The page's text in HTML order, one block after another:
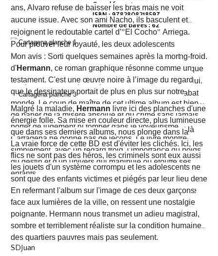
Grand format
ISBN : 9782808218597
Nombre de pages : 62
ans, Alvaro refuse de baisser les bras mais ne voit
aucune issue. Avec son ami Nacho, ils basculent et
rejoignent le redoutable cartel d’"El Cocho" Arriega.
Pour prouver leur loyauté, les deux adolescents
reçoivent l'ordre d'exécuter des prisonniers de sang-froid.
Alvaro hésite, tremble mais en proie à une peur panique
finit par obéir. Cela provoque aussitôt un déclic chez lui.
Dans un sursaut de survie, il retourne son arme et abat
l’un des chefs du gang local qui n’est autre que le neveu
d’Arriega. Devenus des hommes à abattre, Alvaro et
Nacho s'enfuient vers la frontière américaine. C’est là
qu’ils vont croiser, Félix Garzon, un flic quadragénaire
fatigué qui les regarde courir…
Mon avis : Sorti quelques semaines après la mort
d'Hermann, ce roman graphique résonne comme un
testament. C'est une œuvre noire à l’image du regard
que le dessinateur portait de plus en plus sur notre
monde. Le coup de maître de cet ultime album est bien
de parler de la misère absolue et du crime sans jamais
porter de jugement ni tomber dans le voyeurisme.
Cartagena ne donne pas de leçons. Le livre montre
simplement, avec un regard froid, l’importance du poids
du destin et d'un univers qui manipule ou étouffe ses
enfants.
Malgré la maladie, Hermann livre ici des planches d'une
énergie folle. Sa mise en couleur directe, plus lumineuse
que dans ses derniers albums, nous plonge dans la
poussière et la sueur comme lui seul savait les
transmettre. On y retrouve ses fameux visages fatigués
aux mâchoires carrées portant en eux toute la détresse
ou la noirceur du monde. Le scénario d' Yves H. est d'une
fluidité exemplaire. On est emporté dans une aventure
mêlant road trip étouffant, récit existentiel et course
contre la montre où chaque case souligne l'urgence de
survivre.
La vraie force de cette BD est d'éviter les clichés. Ici, les
flics ne sont pas des héros, les criminels sont eux aussi
les jouets d'un système corrompu et les adolescents ne
sont que des enfants victimes et piégés par leur lieu de
naissance.
En refermant l'album sur l'image de ces deux garçons
face aux lumières de la ville, on ressent une nostalgie
poignante. Hermann nous transmet un adieu magistral,
sombre et terriblement réaliste sur la condition humaine
des quartiers pauvres mais pas seulement.
SDJuan